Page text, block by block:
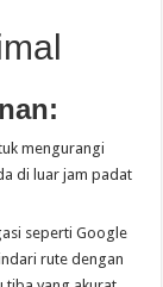
mengurangi
di luar jam padat
seperti Google
rute dengan